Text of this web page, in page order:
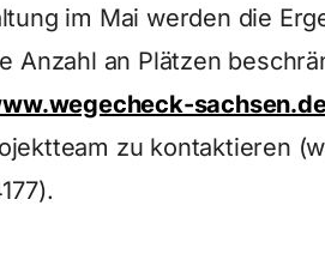
im Mai werden die
Anzahl an Plätzen
zu kontaktieren